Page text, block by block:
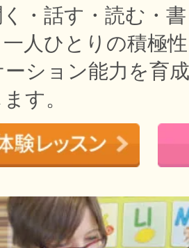
・話す・読む・
人ひとりの積極
ーション能力を育
す。